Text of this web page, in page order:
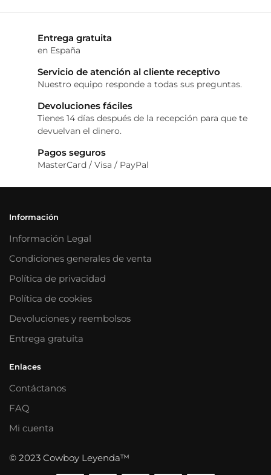
Entrega gratuita
en España
Servicio de atención al cliente receptivo
Nuestro equipo responde a todas sus preguntas.
Devoluciones fáciles
Tienes 14 días después de la recepción para que te
devuelvan el dinero.
Pagos seguros
MasterCard / Visa / PayPal
Información
Información Legal
Condiciones generales de venta
Política de privacidad
Política de cookies
Devoluciones y reembolsos
Entrega gratuita
Enlaces
Contáctanos
FAQ
Mi cuenta
© 2023 Cowboy Leyenda™